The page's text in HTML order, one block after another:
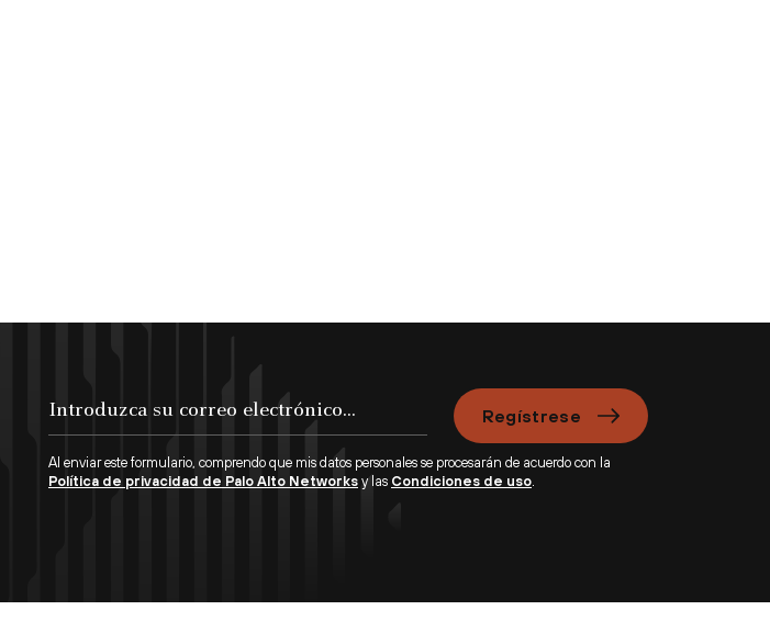
Regístrese
Al enviar este formulario, comprendo que mis datos personales se procesarán de acuerdo con la
Política de privacidad de Palo Alto Networks y las Condiciones de uso.